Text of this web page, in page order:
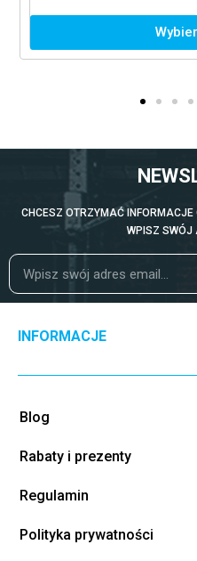
CHCESZ OTRZYMAĆ INFORMACJE
WPISZ SWÓJ
INFORMACJE
Blog
Rabaty i prezenty
Regulamin
Polityka prywatności